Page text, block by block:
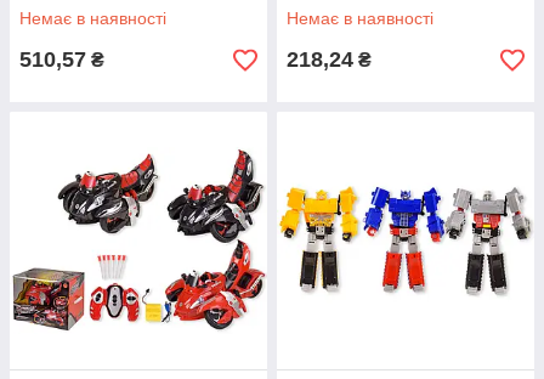
Немає в наявності
510,57 ₴
Немає в наявності
218,24 ₴